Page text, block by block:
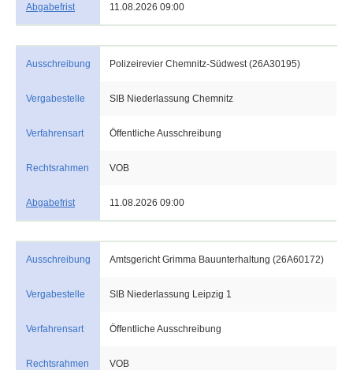
Abgabefrist 11.08.2026 09:00
Ausschreibung Polizeirevier Chemnitz-Südwest (26A30195)
Vergabestelle SIB Niederlassung Chemnitz
Verfahrensart Öffentliche Ausschreibung
Rechtsrahmen VOB
Abgabefrist 11.08.2026 09:00
Ausschreibung Amtsgericht Grimma Bauunterhaltung (26A60172)
Vergabestelle SIB Niederlassung Leipzig 1
Verfahrensart Öffentliche Ausschreibung
Rechtsrahmen VOB